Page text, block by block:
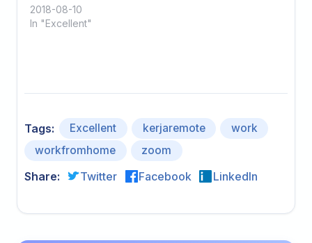
2018-08-10
In "Excellent"
Tags: Excellent kerjaremote
work
workfromhome
zoom
Share: Twitter Facebook LinkedIn